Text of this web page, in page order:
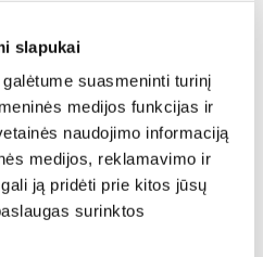
slapukai
suasmeninti turinį
medijos funkcijas ir
naudojimo informaciją
medijos, reklamavimo ir
ją pridėti prie kitos jūsų
surinktos